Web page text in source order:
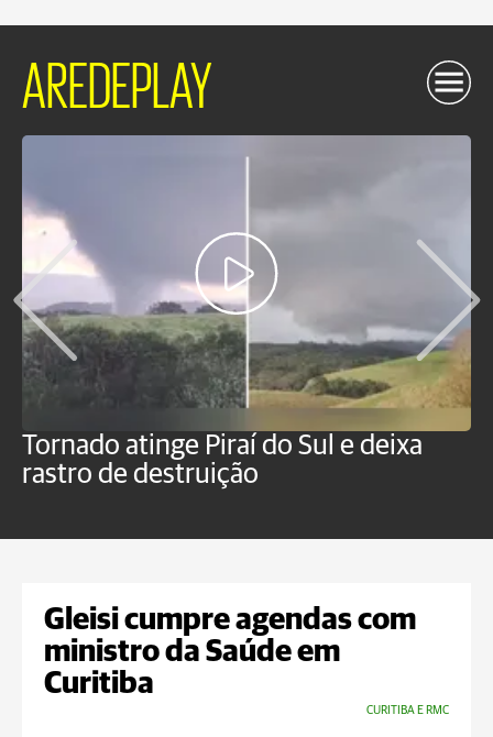
AREDEPLAY
Tornado atinge Piraí do Sul e deixa
rastro de destruição
Gleisi cumpre agendas com
ministro da Saúde em
Curitiba
CURITIBA E RMC